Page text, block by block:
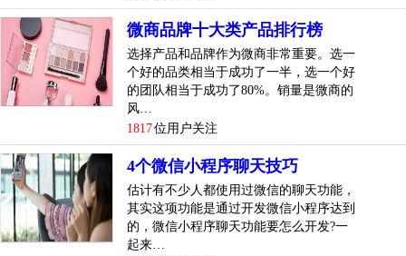
微商品牌十大类产品排行榜
选择产品和品牌作为微商非常重要。选一
个好的品类相当于成功了一半，选一个好
的团队相当于成功了80%。销量是微商的
风…
1817位用户关注
4个微信小程序聊天技巧
估计有不少人都使用过微信的聊天功能，
其实这项功能是通过开发微信小程序达到
的，微信小程序聊天功能要怎么开发?一
起来…